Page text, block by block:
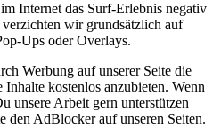
Internet das Surf-Erlebnis negativ
wir grundsätzlich auf
Ups oder Overlays.
Werbung auf unserer Seite die
kostenlos anzubieten. Wenn
unsere Arbeit gern unterstützen
den AdBlocker auf unseren Seiten.